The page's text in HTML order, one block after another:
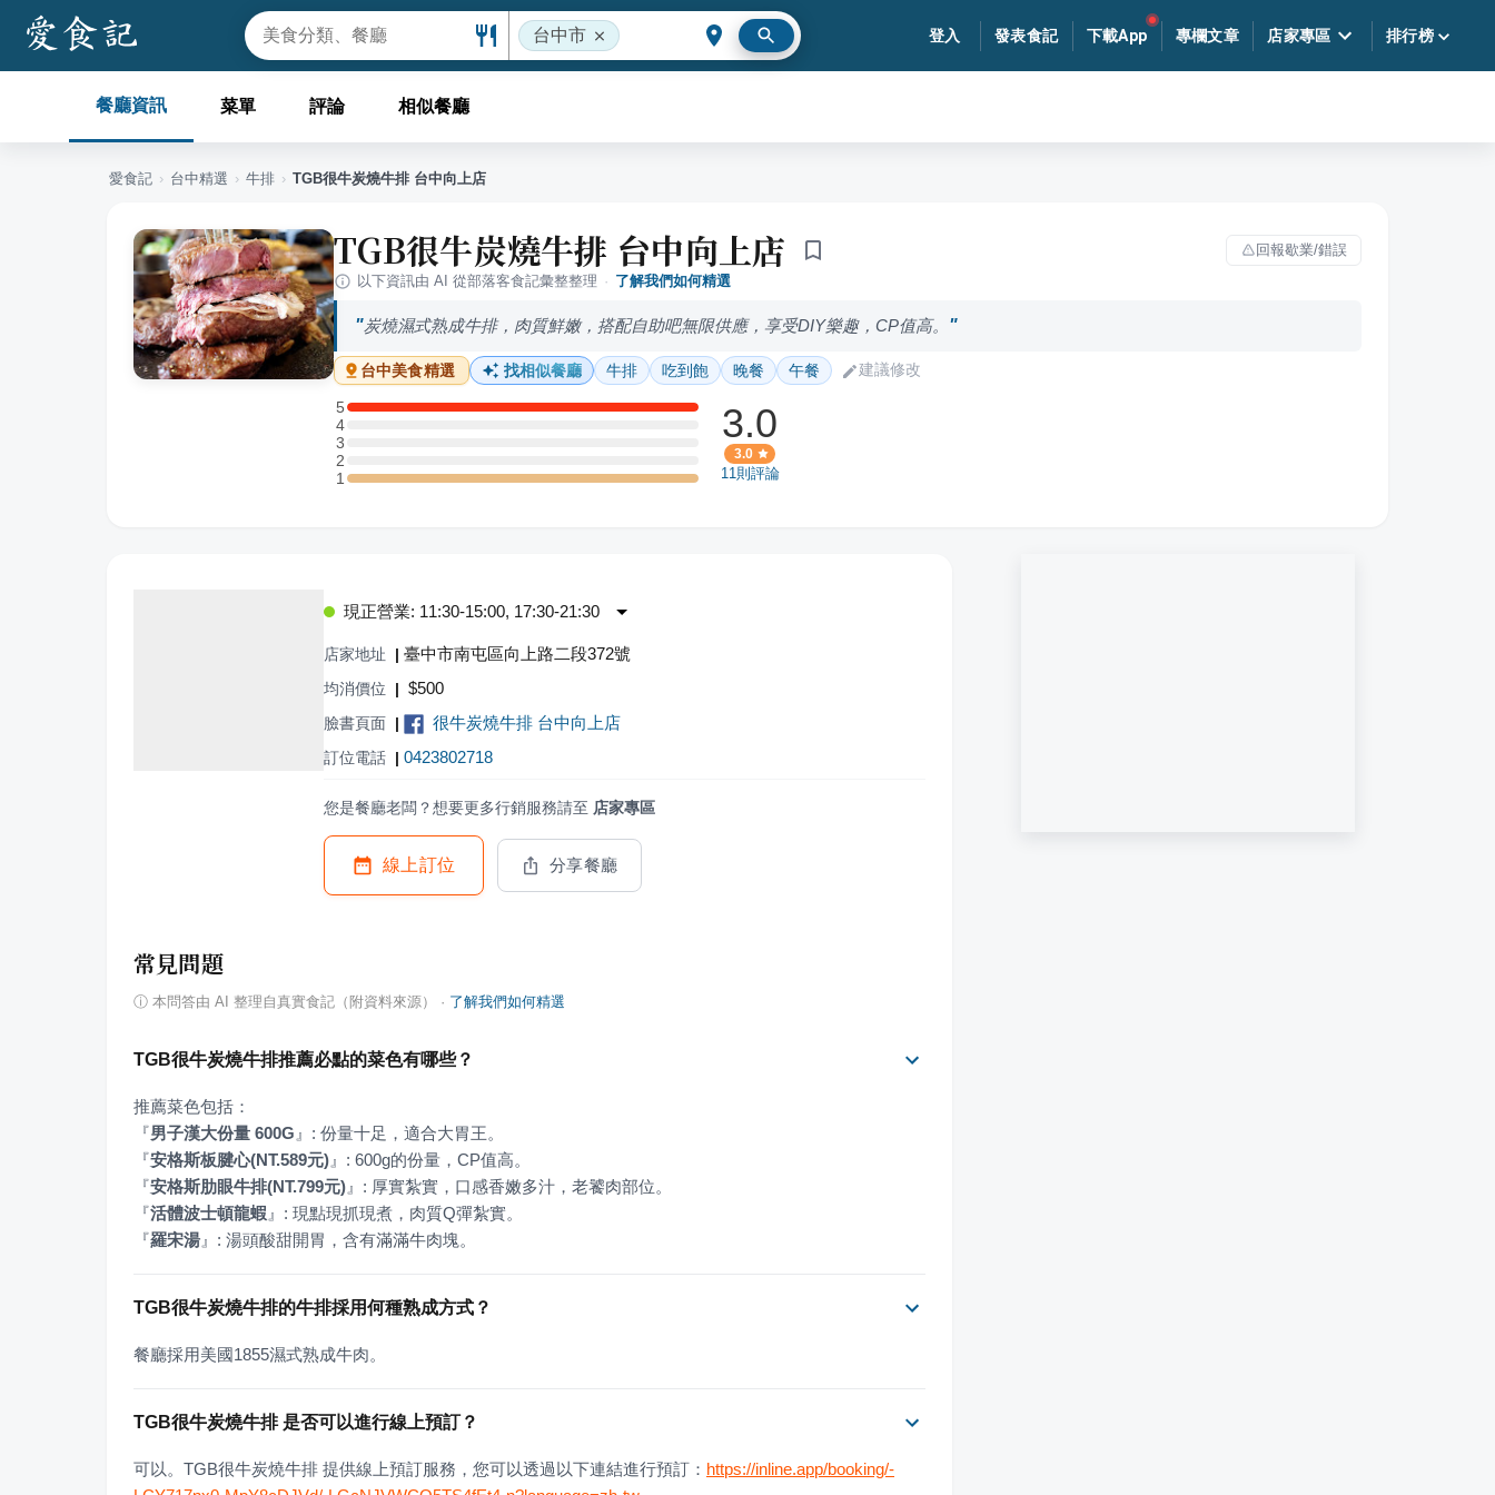
台中市 登入 發表食記 下載App 專欄文章 店家專區 排行榜
餐廳資訊 菜單 評論 相似餐廳
愛食記 › 台中精選 › 牛排 › TGB很牛炭燒牛排 台中向上店
TGB很牛炭燒牛排 台中向上店
回報歇業/錯誤
以下資訊由 AI 從部落客食記彙整整理 · 了解我們如何精選
炭燒濕式熟成牛排，肉質鮮嫩，搭配自助吧無限供應，享受DIY樂趣，CP值高。
台中美食精選 找相似餐廳 牛排 吃到飽 晚餐 午餐 建議修改
5
5 星：1 則評論
4
4 星：0 則評論
3
3 星：0 則評論
2
2 星：0 則評論
11 星：1 則評論
3.0
3.0
11則評論
現正營業: 11:30-15:00, 17:30-21:30
店家地址 | 臺中市南屯區向上路二段372號
均消價位 | $500
臉書頁面 | 很牛炭燒牛排 台中向上店
訂位電話 | 0423802718
您是餐廳老闆？想要更多行銷服務請至 店家專區
線上訂位 分享餐廳
常見問題
ⓘ 本問答由 AI 整理自真實食記（附資料來源） · 了解我們如何精選
TGB很牛炭燒牛排推薦必點的菜色有哪些？
『男子漢大份量 600G 』
『安格斯板腱心(NT.589元) 』
『安格斯肋眼牛排(NT.799元) 』
『活體波士頓龍蝦 』
『羅宋湯 』 : 湯頭酸甜開胃，含有滿滿牛肉塊。
TGB很牛炭燒牛排的牛排採用何種熟成方式？
餐廳採用美國1855濕式熟成牛肉。
TGB很牛炭燒牛排 是否可以進行線上預訂？
可以。TGB很牛炭燒牛排 提供線上預訂服務，您可以透過以下連結進行預訂： https://inline.app/booking/-